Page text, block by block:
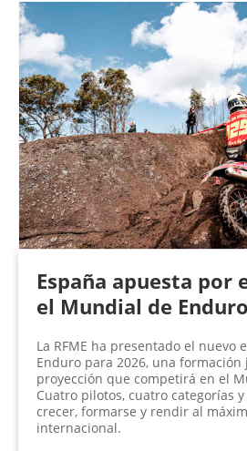
España apuesta por
el Mundial de
La RFME ha presentado el nuevo
Enduro para 2026, una formación
proyección que competirá en el
Cuatro pilotos, cuatro categorías
crecer, formarse y rendir al
internacional.